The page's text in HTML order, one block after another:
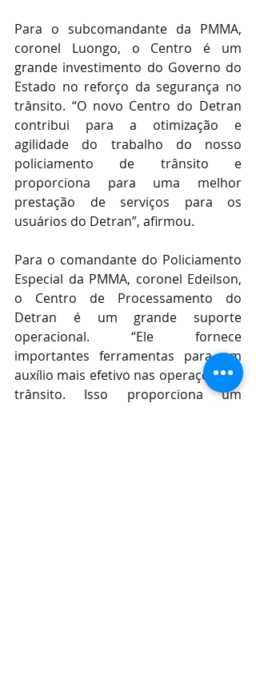
Para o subcomandante da PMMA,
coronel Luongo, o Centro é um
grande investimento do Governo do
Estado no reforço da segurança no
trânsito. “O novo Centro do Detran
contribui para a otimização e
agilidade do trabalho do nosso
policiamento de trânsito e
proporciona para uma melhor
prestação de serviços para os
usuários do Detran”, afirmou.
Para o comandante do Policiamento
Especial da PMMA, coronel Edeilson,
o Centro de Processamento do
Detran é um grande suporte
operacional. “Ele fornece
importantes ferramentas para um
auxílio mais efetivo nas operações de
trânsito. Isso proporciona um